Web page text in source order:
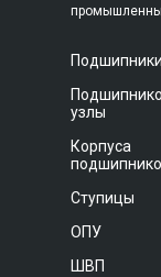
Подшипники
узлы
Корпуса
Ступицы
ОПУ
ШВП